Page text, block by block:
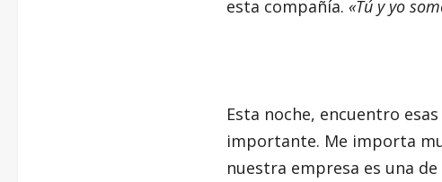
esta compañía. «Tú y yo
Esta noche, encuentro
importante. Me importa
nuestra empresa es una